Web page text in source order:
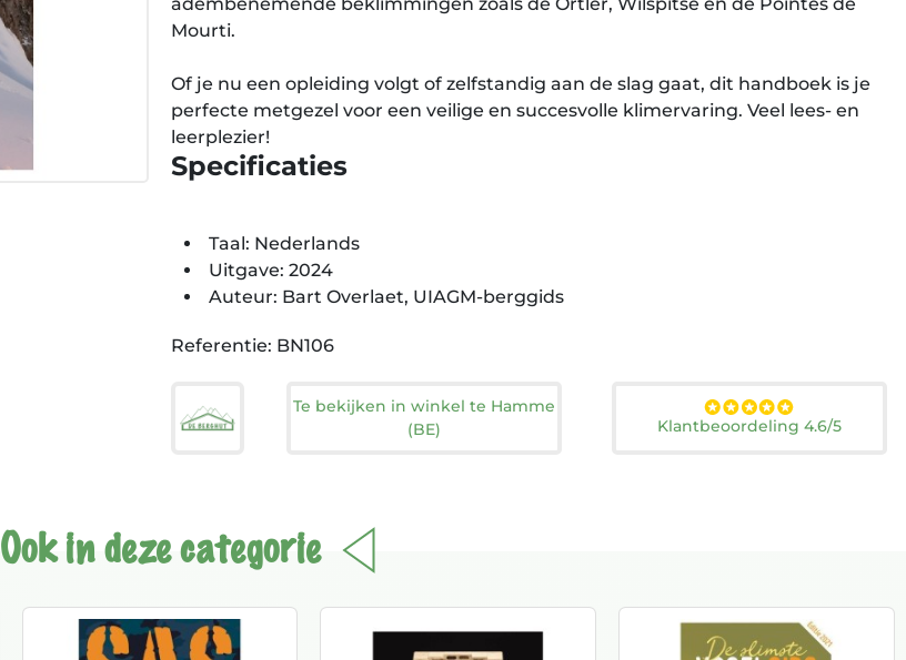
Mourti.
Of je nu een opleiding volgt of zelfstandig aan de slag gaat, dit handboek is je
perfecte metgezel voor een veilige en succesvolle klimervaring. Veel lees- en
leerplezier!
Specificaties
Taal: Nederlands
Uitgave: 2024
Auteur: Bart Overlaet, UIAGM-berggids
Referentie: BN106
Te bekijken in winkel te Hamme
(BE)
Klantbeoordeling 4.6/5
Ook in deze categorie